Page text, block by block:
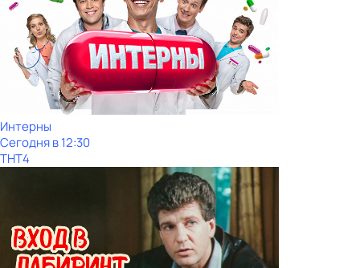
Интерны
Сегодня в 12:30
ТНТ4